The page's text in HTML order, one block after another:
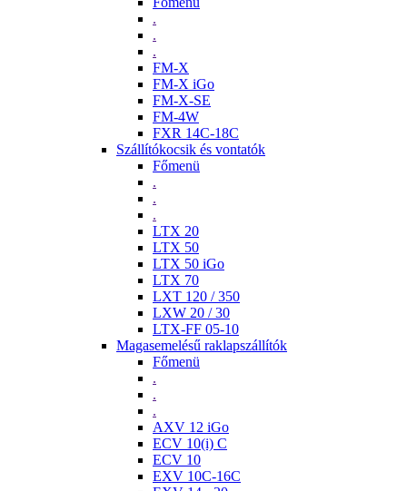
.
.
.
FM-X
FM-X iGo
FM-X-SE
FM-4W
FXR 14C-18C
Szállítókocsik és vontatók
Főmenü
.
.
.
LTX 20
LTX 50
LTX 50 iGo
LTX 70
LXT 120 / 350
LXW 20 / 30
LTX-FF 05-10
Magasemelésű raklapszállítók
Főmenü
.
.
.
AXV 12 iGo
ECV 10(i) C
ECV 10
EXV 10C-16C